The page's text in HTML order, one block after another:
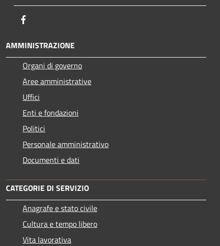
AMMINISTRAZIONE
Organi di governo
Aree amministrative
Uffici
Enti e fondazioni
Politici
Personale amministrativo
Documenti e dati
CATEGORIE DI SERVIZIO
Anagrafe e stato civile
Cultura e tempo libero
Vita lavorativa